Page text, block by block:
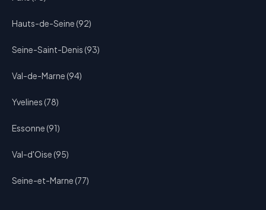
Hauts-de-Seine (92)
Seine-Saint-Denis (93)
Val-de-Marne (94)
Yvelines (78)
Essonne (91)
Val-d'Oise (95)
Seine-et-Marne (77)